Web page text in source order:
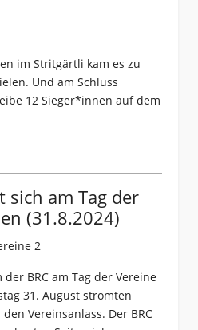
im Stritgärtli kam es zu
Und am Schluss
12 Sieger*innen auf dem
sich am Tag der
(31.8.2024)
BRC am Tag der Vereine
31. August strömten
Vereinsanlass. Der BRC